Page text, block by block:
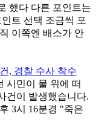
했다 다른 포인트는
트 선택 조금씩 포
이쪽엔 배스가 안
, 경찰 수사 착수
시민이 물 위에 떠
건이 발생했습니다.
3시 16분경 "죽은